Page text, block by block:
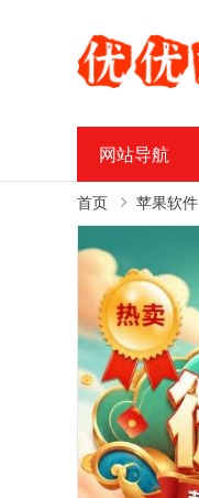
网站导航
首页 苹果软件